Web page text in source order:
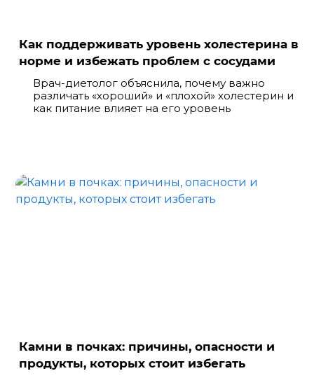
Как поддерживать уровень холестерина в
норме и избежать проблем с сосудами
Врач-диетолог объяснила, почему важно
различать «хороший» и «плохой» холестерин и
как питание влияет на его уровень
Камни в почках: причины, опасности и
продукты, которых стоит избегать